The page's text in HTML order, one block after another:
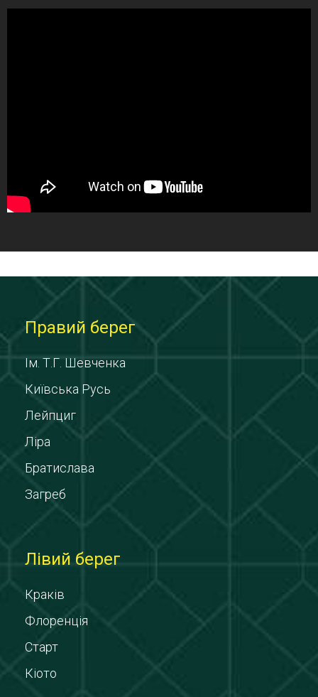
Правий берег
Ім. Т.Г. Шевченка
Київська Русь
Лейпциг
Ліра
Братислава
Загреб
Лівий берег
Краків
Флоренція
Старт
Кіото